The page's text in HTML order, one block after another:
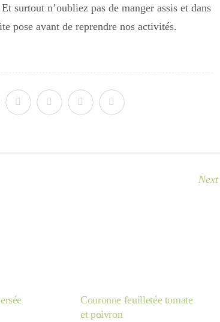
surtout n’oubliez pas de manger assis et dans
pose avant de reprendre nos activités.
Couronne feuilletée tomate
et poivron